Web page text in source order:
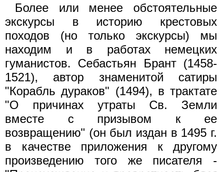
Более или менее обстоятельные
экскурсы в историю крестовых
походов (но только экскурсы) мы
находим и в работах немецких
гуманистов. Себастьян Брант (1458-
1521), автор знаменитой сатиры
"Корабль дураков" (1494), в трактате
"О причинах утраты Св. Земли
вместе с призывом к ее
возвращению" (он был издан в 1495 г.
в качестве приложения к другому
произведению того же писателя -